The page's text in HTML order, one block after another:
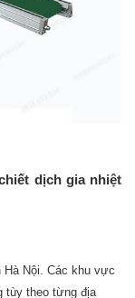
dịch gia nhiệt
Hà Nội. Các khu vực
tùy theo từng địa